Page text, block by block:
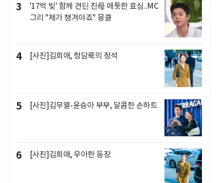
3
'17억 빚' 함께 견딘 친母 애틋한 효심..MC
그리 "제가 챙겨야죠" 뭉클
4 [사진]김희애, 청담룩의 정석
5 [사진]김무열-윤승아 부부, 달콤한 손하트
6 [사진]김희애, 우아한 등장